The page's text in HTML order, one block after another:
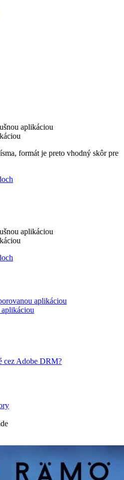
aplikáciou
formát je preto vhodný skôr pre
aplikáciou
aplikáciou
cez Adobe DRM?